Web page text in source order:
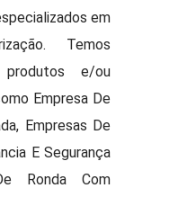
em
Temos
e/ou
Empresa De
Empresas De
E Segurança
Ronda Com